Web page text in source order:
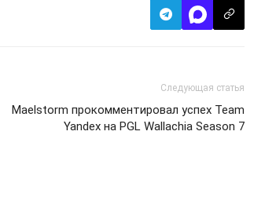
Следующая статья
Maelstorm прокомментировал успех Team
Yandex на PGL Wallachia Season 7